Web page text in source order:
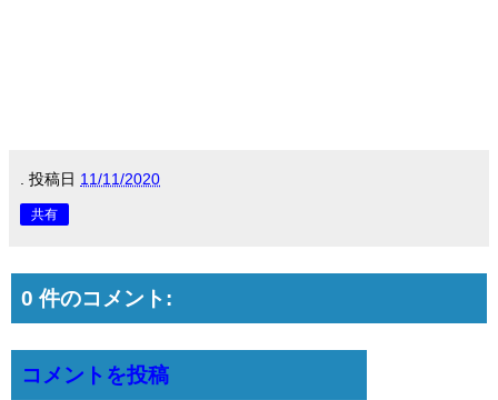
投稿日 11/11/2020
共有
0 件のコメント:
コメントを投稿